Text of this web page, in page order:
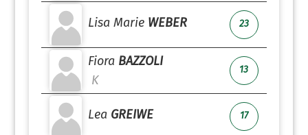
Lisa Marie WEBER 23
Fiora BAZZOLI
K
13
Lea GREIWE 17